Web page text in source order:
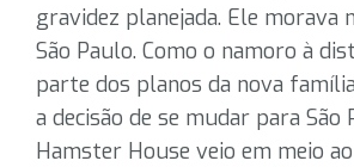
gravidez planejada. Ele morava
São Paulo. Como o namoro à
parte dos planos da nova
a decisão de se mudar para São
Hamster House veio em meio